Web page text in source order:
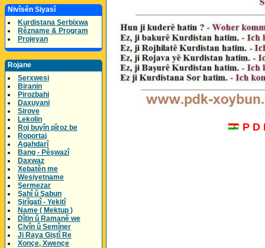
Nivîsên Siyasî
Kurdistana Serbixwa
Rêzname & Program
Projeyan
Rojane
Serxwesi
Biranin
Pirozbahi
Daxuyani
Sirove
Lekolin
Roj buyîn pîroz be
Roportaj
Agahdarî
Bang - Pêşwazî
Daxwaz
Xebatên me
Wesiyetname
Şermezar
Şahî û Şabun
Şirîgatî - Yekitî
Name ( Mektup )
Dîtin û Ramanê we
Civîn û Semîner
Ji Raya Giştî Re
Xonçe, Xwençe
P D